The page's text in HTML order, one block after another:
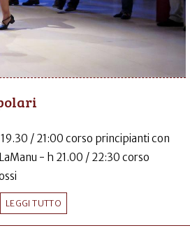
/ 21:00 corso principianti con
- h 21.00 / 22:30 corso
LEGGI TUTTO